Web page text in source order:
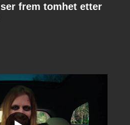
frem tomhet etter